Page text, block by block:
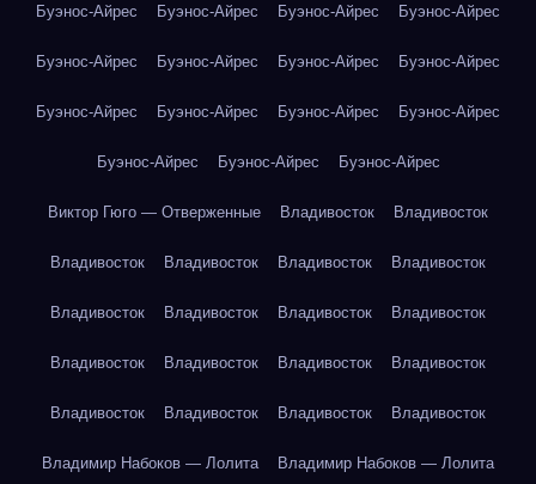
Буэнос-Айрес Буэнос-Айрес Буэнос-Айрес Буэнос-Айрес
Буэнос-Айрес Буэнос-Айрес Буэнос-Айрес Буэнос-Айрес
Буэнос-Айрес Буэнос-Айрес Буэнос-Айрес Буэнос-Айрес
Буэнос-Айрес Буэнос-Айрес Буэнос-Айрес
Виктор Гюго — Отверженные Владивосток Владивосток
Владивосток Владивосток Владивосток Владивосток
Владивосток Владивосток Владивосток Владивосток
Владивосток Владивосток Владивосток Владивосток
Владивосток Владивосток Владивосток Владивосток
Владимир Набоков — Лолита Владимир Набоков — Лолита